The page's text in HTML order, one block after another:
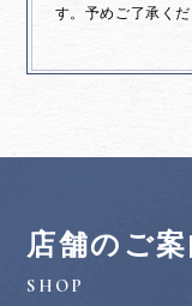
す。予めご了承く
店舗のご案